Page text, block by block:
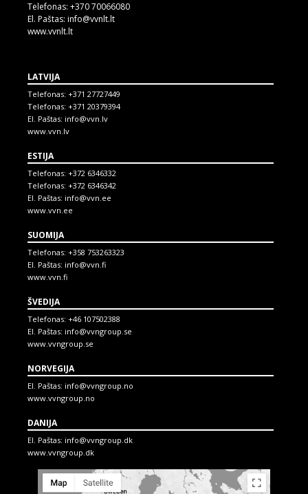
Telefonas: +370 70066080
El. Paštas: info@vvnlt.lt
www.vvnlt.lt
LATVIJA
Telefonas: +371 27727449
Telefonas: +371 20379394
El. Paštas: info@vvn.lv
www.vvn.lv
ESTIJA
Telefonas: +372 6346332
Telefonas: +372 6346342
El. Paštas: info@vvn.ee
www.vvn.ee
SUOMIJA
Telefonas: +358 753263323
El. Paštas: info@vvn.fi
www.vvn.fi
ŠVEDIJA
Telefonas: +46 107502388
El. Paštas: info@vvngroup.se
www.vvngroup.se
NORVEGIJA
El. Paštas: info@vvngroup.no
www.vvngroup.no
DANIJA
El. Paštas: info@vvngroup.dk
www.vvngroup.dk